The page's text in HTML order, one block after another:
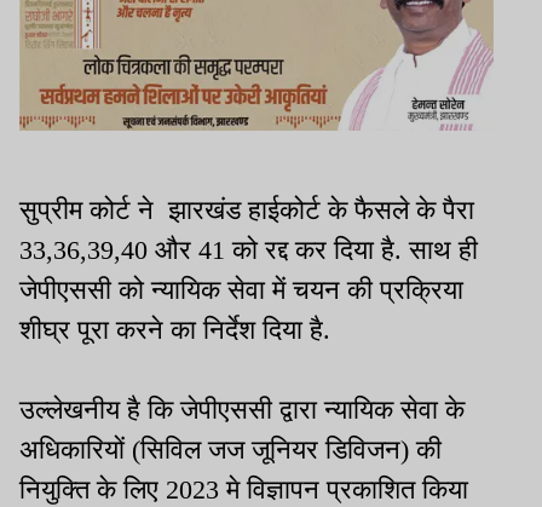
सुप्रीम कोर्ट ने झारखंड हाईकोर्ट के फैसले के पैरा
33,36,39,40 और 41 को रद्द कर दिया है. साथ ही
जेपीएससी को न्यायिक सेवा में चयन की प्रक्रिया
शीघ्र पूरा करने का निर्देश दिया है.
उल्लेखनीय है कि जेपीएससी द्वारा न्यायिक सेवा के
अधिकारियों (सिविल जज जूनियर डिविजन) की
नियुक्ति के लिए 2023 मे विज्ञापन प्रकाशित किया